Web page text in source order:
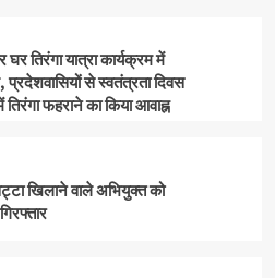
तिरंगा यात्रा कार्यक्रम में
प्रदेशवासियों से स्वतंत्रता दिवस
फहराने का किया आवाह्न
खिलाने वाले अभियुक्त को